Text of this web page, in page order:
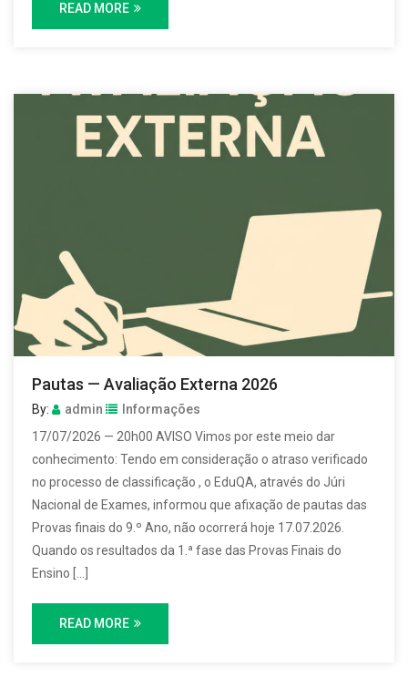
READ MORE
Pautas — Avaliação Externa 2026
By: admin
Informações
17/07/2026 — 20h00 AVISO Vimos por este meio dar
conhecimento: Tendo em consideração o atraso verificado
no processo de classificação , o EduQA, através do Júri
Nacional de Exames, informou que afixação de pautas das
Provas finais do 9.º Ano, não ocorrerá hoje 17.07.2026.
Quando os resultados da 1.ª fase das Provas Finais do
Ensino […]
READ MORE